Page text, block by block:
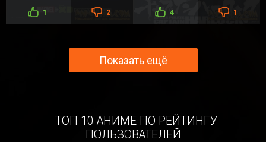
1 2 4 1
Показать ещё
ТОП 10 АНИМЕ ПО РЕЙТИНГУ
ПОЛЬЗОВАТЕЛЕЙ